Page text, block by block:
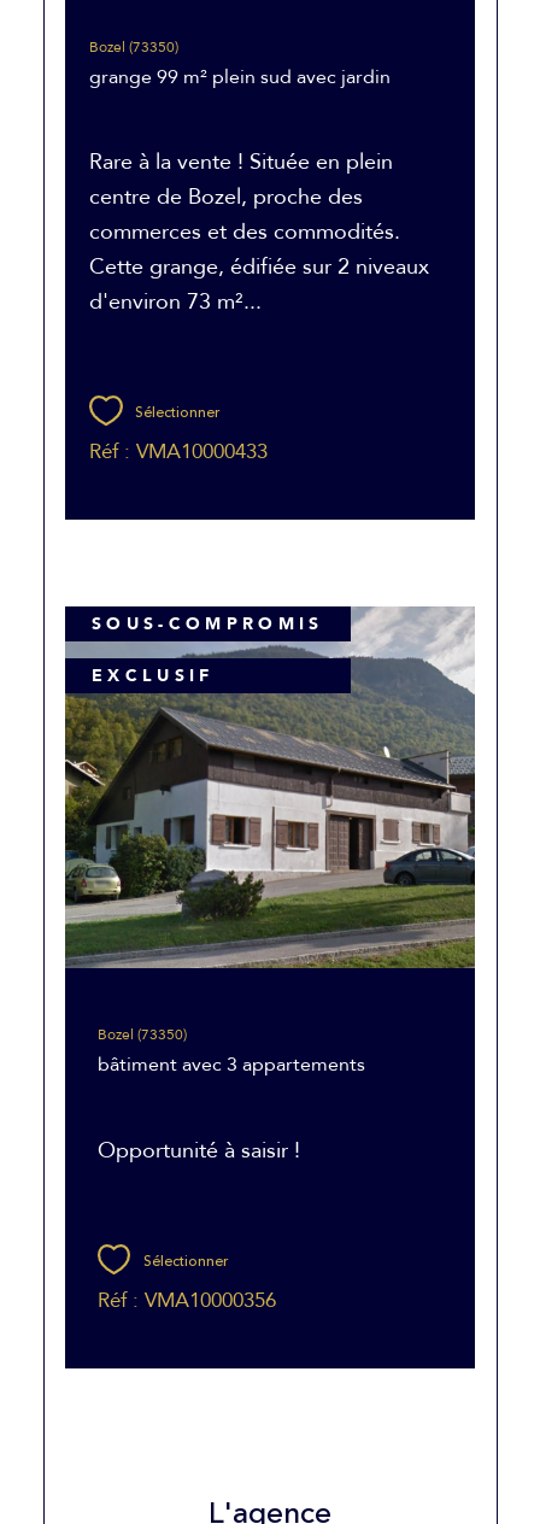
Bozel (73350)
grange 99 m² plein sud avec jardin
Rare à la vente ! Située en plein
centre de Bozel, proche des
commerces et des commodités.
Cette grange, édifiée sur 2 niveaux
d'environ 73 m²...
Sélectionner
Réf : VMA10000433
Bozel (73350)
bâtiment avec 3 appartements
Opportunité à saisir !
Sélectionner
Réf : VMA10000356
SOUS-COMPROMIS
EXCLUSIF
L'agence